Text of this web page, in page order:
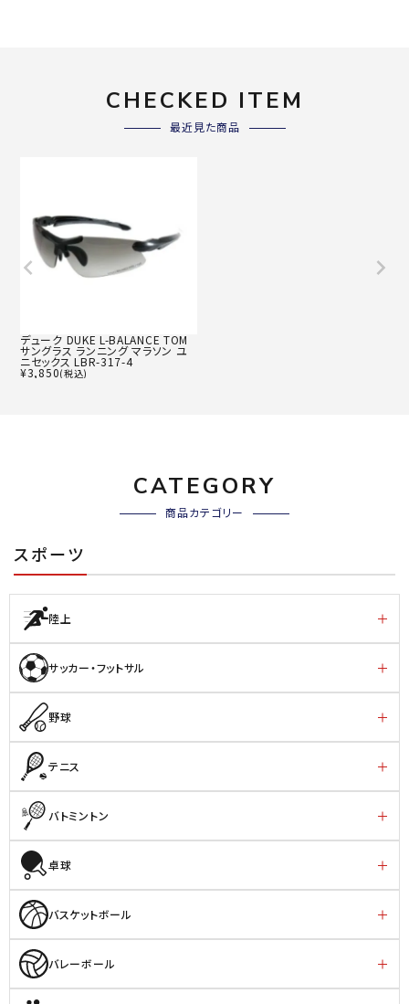
CHECKED ITEM
最近見た商品
デューク DUKE L-BALANCE TOM
サングラス ランニング マラソン ユ
ニセックス LBR-317-4
¥3,850(税込)
CATEGORY
商品カテゴリー
スポーツ
陸上
サッカー・フットサル
野球
テニス
バトミントン
卓球
バスケットボール
バレーボール